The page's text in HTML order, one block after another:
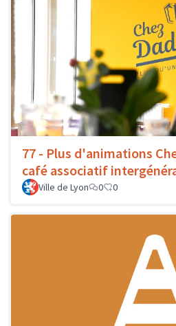
77 - Plus d'animations
café associatif
Ville de Lyon 0 0